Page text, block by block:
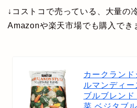
↓コストコで売っている、大量の
Amazonや楽天市場でも購入でき
カークラン
ルマンディ
ブルブレン